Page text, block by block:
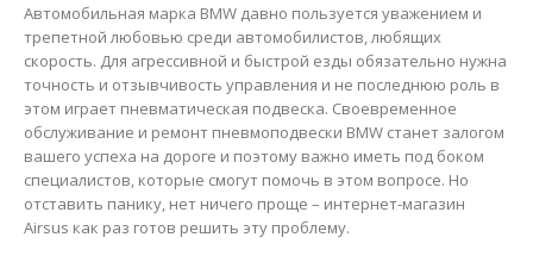
Автомобильная марка BMW давно пользуется уважением и
трепетной любовью среди автомобилистов, любящих
скорость. Для агрессивной и быстрой езды обязательно нужна
точность и отзывчивость управления и не последнюю роль в
этом играет пневматическая подвеска. Своевременное
обслуживание и ремонт пневмоподвески BMW станет залогом
вашего успеха на дороге и поэтому важно иметь под боком
специалистов, которые смогут помочь в этом вопросе. Но
отставить панику, нет ничего проще – интернет-магазин
Airsus как раз готов решить эту проблему.